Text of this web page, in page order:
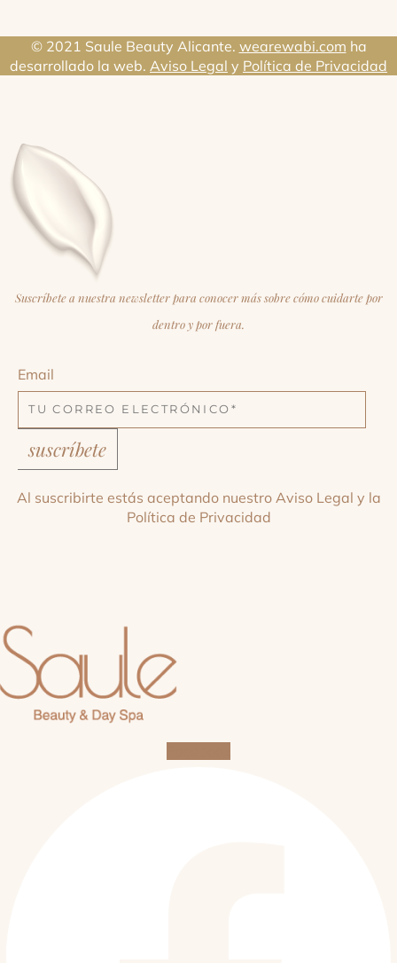
© 2021 Saule Beauty Alicante. wearewabi.com ha
desarrollado la web. Aviso Legal y Política de Privacidad
Suscríbete a nuestra newsletter para conocer más sobre cómo cuidarte por
dentro y por fuera.
Email
suscríbete
Al suscribirte estás aceptando nuestro Aviso Legal y la
Política de Privacidad